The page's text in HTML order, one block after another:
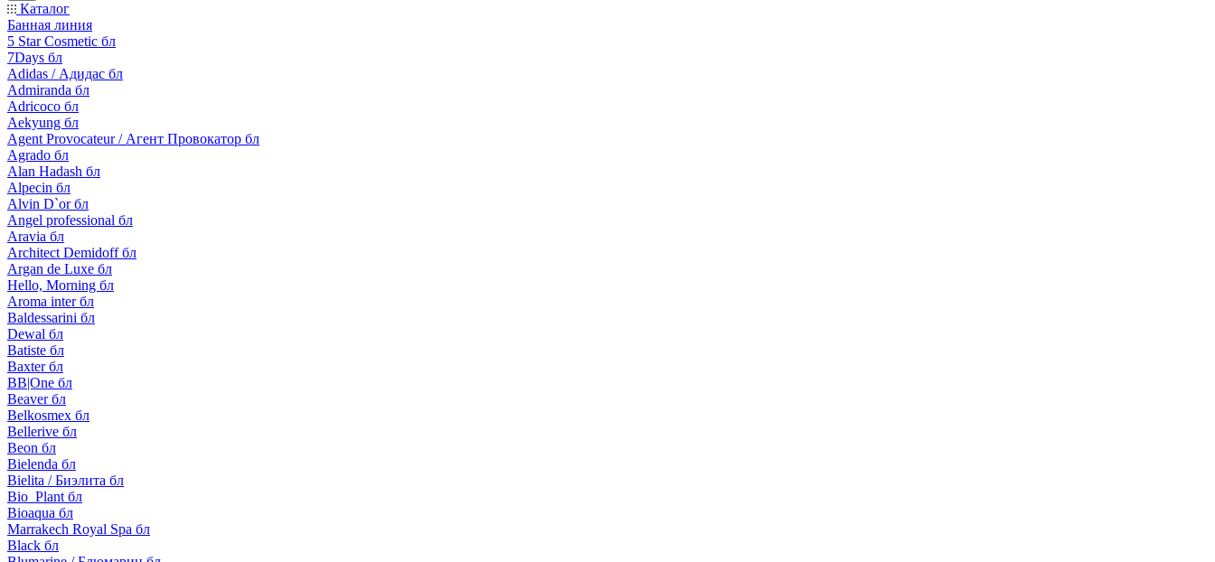
Каталог
Банная линия
5 Star Cosmetic бл
7Days бл
Adidas / Адидас бл
Admiranda бл
Adricoco бл
Aekyung бл
Agent Provocateur / Агент Провокатор бл
Agrado бл
Alan Hadash бл
Alpecin бл
Alvin D`or бл
Angel professional бл
Aravia бл
Architect Demidoff бл
Argan de Luxe бл
Hello, Morning бл
Aroma inter бл
Baldessarini бл
Dewal бл
Batiste бл
Baxter бл
BB|One бл
Beaver бл
Belkosmex бл
Bellerive бл
Beon бл
Bielenda бл
Bielita / Биэлита бл
Bio_Plant бл
Bioaqua бл
Marrakech Royal Spa бл
Black бл